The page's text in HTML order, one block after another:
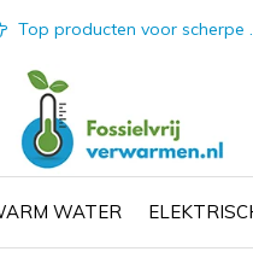
WATER
Top producten voor scherpe prijzen